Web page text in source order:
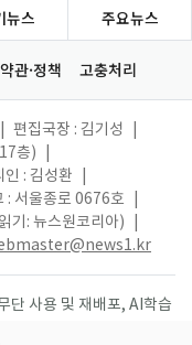
뉴스 주요뉴스
관·정책 고충처리
편집국장 : 김기성
층)
: 김성환
: 서울종로 0676호
기: 뉴스원코리아)
사용 및 재배포, AI학습